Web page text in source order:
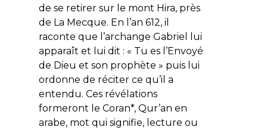
de se retirer sur le mont Hira, près
de La Mecque. En l’an 612, il
raconte que l’archange Gabriel lui
apparaît et lui dit : « Tu es l’Envoyé
de Dieu et son prophète » puis lui
ordonne de réciter ce qu’il a
entendu. Ces révélations
formeront le Coran*, Qur’an en
arabe, mot qui signifie, lecture ou